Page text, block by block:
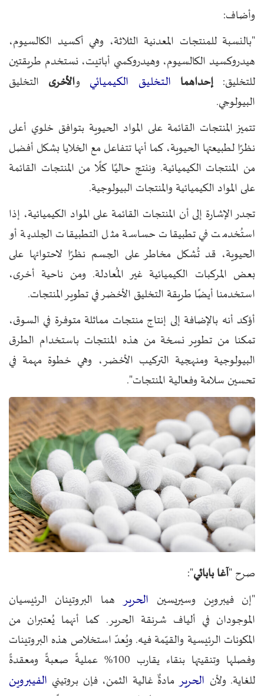
وأضاف:
"بالنسبة للمنتجات المعدنية الثلاثة، وهي أكسيد الكالسيوم،
هيدروكسيد الكالسيوم، وهيدروكسي أباتيت، نستخدم طريقتين
للتخليق:إحداهما التخليق الكيميائي والأخرى التخليق
البيولوجي.
تتميز المنتجات القائمة على المواد الحيوية بتوافق خلوي أعلى
نظرًا لطبيعتها الحيوية، كما أنها تتفاعل مع الخلايا بشكل أفضل
من المنتجات الكيميائية. وننتج حاليًا كلًا من المنتجات القائمة
على المواد الكيميائية والمنتجات البيولوجية.
تجدر الإشارة إلى أن المنتجات القائمة على المواد الكيميائية، إذا
استُخدمت في تطبيقات حساسة مثل التطبيقات الجلدية أو
الحيوية، قد تُشكل مخاطر على الجسم نظرًا لاحتوائها على
بعض المركبات الكيميائية غير المُعادلة. ومن ناحية أخرى،
استخدمنا أيضًا طريقة التخليق الأخضر في تطوير المنتجات.
أؤكد أنه بالإضافة إلى إنتاج منتجات مماثلة متوفرة في السوق،
تمكنا من تطوير نسخة من هذه المنتجات باستخدام الطرق
البيولوجية ومنهجية التركيب الأخضر، وهي خطوة مهمة في
تحسين سلامة وفعالية المنتجات".
صرح "آغا بابائي":
"إن فيبروين وسيريسين الحريرهما البروتينان الرئيسيان
الموجودان في ألياف شرنقة الحرير. كما أنهما يُعتبران من
المكونات الرئيسية والقيّمة فيه. ويُعدّ استخلاص هذه البروتينات
وفصلها وتنقيتها بنقاء يقارب 100% عمليةً صعبةً ومعقدةً
للغاية. ولأن الحريرمادةٌ غالية الثمن، فإن بروتيني الفيبروين